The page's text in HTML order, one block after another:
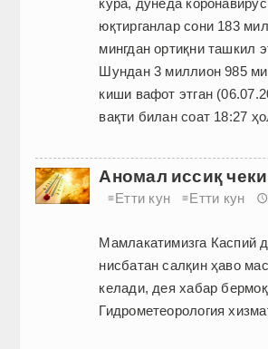
кўра, дунёда
юқтирганлар сони 183
мингдан ортиқни ташкил
Шундан 3 миллион 985
киши вафот этган
вақти билан соат 18:27
Аномал иссиқ
≡Етти кун ≡Етти кун
Мамлакатимизга Каспий
нисбатан салқин ҳаво
келади, дея хабар
Гидрометеорология